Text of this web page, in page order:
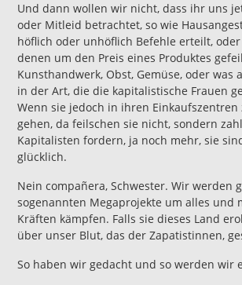
Und dann wollen wir nicht, dass ihr uns
oder Mitleid betrachtet, so wie
höflich oder unhöflich Befehle erteilt,
denen um den Preis eines Produktes
Kunsthandwerk, Obst, Gemüse, oder was
in der Art, die die kapitalistische Frauen
Wenn sie jedoch in ihren Einkaufszentren
gehen, da feilschen sie nicht, sondern
Kapitalisten fordern, ja noch mehr, sie
glücklich.
Nein compañera, Schwester. Wir werden
sogenannten Megaprojekte um alles und
Kräften kämpfen. Falls sie dieses Land
über unser Blut, das der Zapatistinnen,
So haben wir gedacht und so werden wir